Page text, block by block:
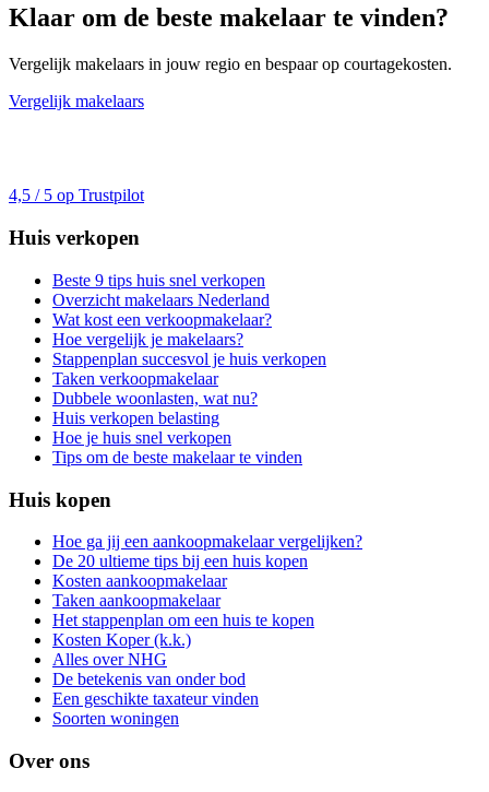
Klaar om de beste makelaar te vinden?
Vergelijk makelaars in jouw regio en bespaar op courtagekosten.
Vergelijk makelaars
4,5 / 5 op Trustpilot
Huis verkopen
Beste 9 tips huis snel verkopen
Overzicht makelaars Nederland
Wat kost een verkoopmakelaar?
Hoe vergelijk je makelaars?
Stappenplan succesvol je huis verkopen
Taken verkoopmakelaar
Dubbele woonlasten, wat nu?
Huis verkopen belasting
Hoe je huis snel verkopen
Tips om de beste makelaar te vinden
Huis kopen
Hoe ga jij een aankoopmakelaar vergelijken?
De 20 ultieme tips bij een huis kopen
Kosten aankoopmakelaar
Taken aankoopmakelaar
Het stappenplan om een huis te kopen
Kosten Koper (k.k.)
Alles over NHG
De betekenis van onder bod
Een geschikte taxateur vinden
Soorten woningen
Over ons